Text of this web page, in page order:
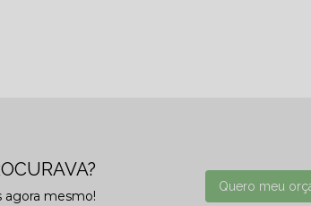
agora mesmo!
Quero meu